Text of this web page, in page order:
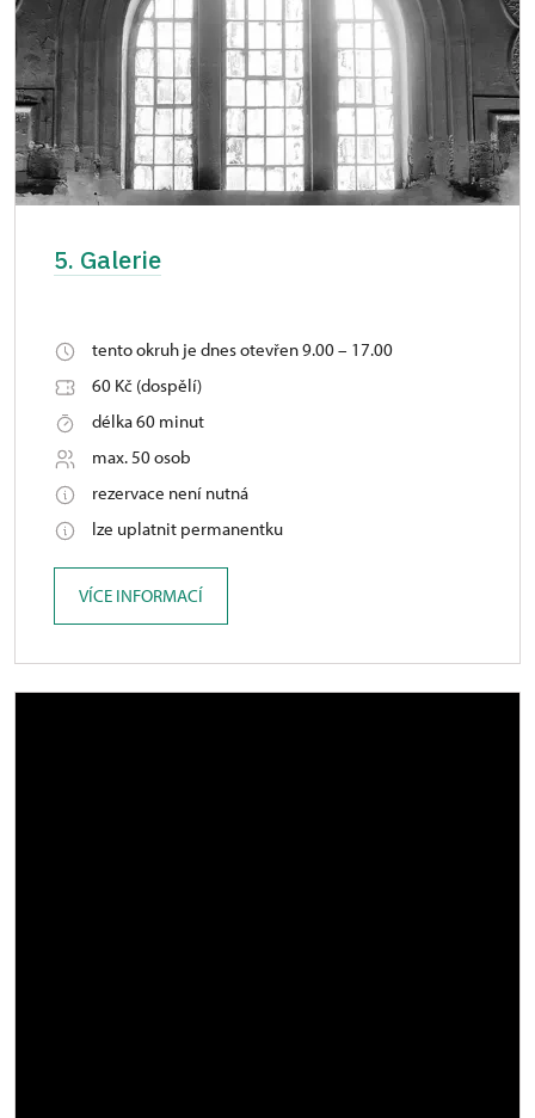
5. Galerie
tento okruh je dnes otevřen 9.00 – 17.00
60 Kč (dospělí)
délka 60 minut
max. 50 osob
rezervace není nutná
lze uplatnit permanentku
VÍCE INFORMACÍ